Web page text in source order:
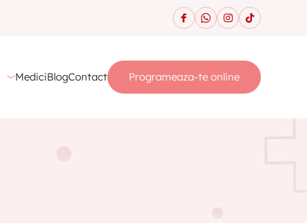
MediciBlogContact Programeaza-te online